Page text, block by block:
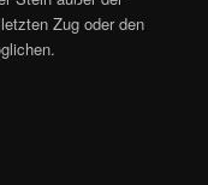
Zug oder den